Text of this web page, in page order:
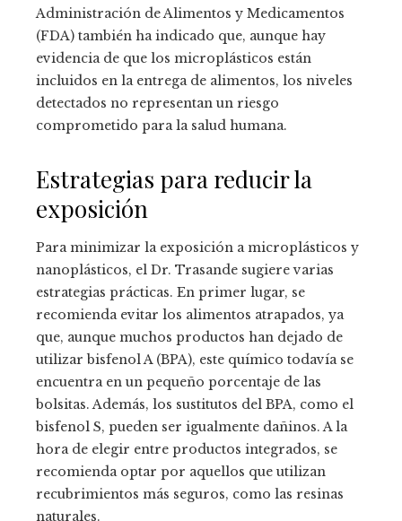
Administración de Alimentos y Medicamentos
(FDA) también ha indicado que, aunque hay
evidencia de que los microplásticos están
incluidos en la entrega de alimentos, los niveles
detectados no representan un riesgo
comprometido para la salud humana.
Estrategias para reducir la
exposición
Para minimizar la exposición a microplásticos y
nanoplásticos, el Dr. Trasande sugiere varias
estrategias prácticas. En primer lugar, se
recomienda evitar los alimentos atrapados, ya
que, aunque muchos productos han dejado de
utilizar bisfenol A (BPA), este químico todavía se
encuentra en un pequeño porcentaje de las
bolsitas. Además, los sustitutos del BPA, como el
bisfenol S, pueden ser igualmente dañinos. A la
hora de elegir entre productos integrados, se
recomienda optar por aquellos que utilizan
recubrimientos más seguros, como las resinas
naturales.